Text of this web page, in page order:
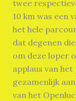
twee
10 km was een
het hele
dat degenen
om deze loper
applaus van
gezamenlijk
van het